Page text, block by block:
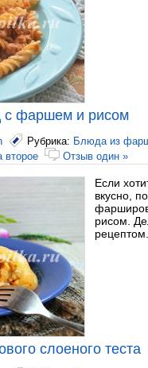
с фаршем и рисом
Рубрика: Блюда из
второе Отзыв один »
Если
вкусно,
рисом.
рецептом.
слоеного теста